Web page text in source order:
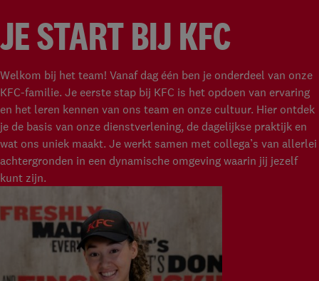
JE START BIJ KFC
Welkom bij het team! Vanaf dag één ben je onderdeel van onze
KFC-familie. Je eerste stap bij KFC is het opdoen van ervaring
en het leren kennen van ons team en onze cultuur. Hier ontdek
je de basis van onze dienstverlening, de dagelijkse praktijk en
wat ons uniek maakt. Je werkt samen met collega’s van allerlei
achtergronden in een dynamische omgeving waarin jij jezelf
kunt zijn.